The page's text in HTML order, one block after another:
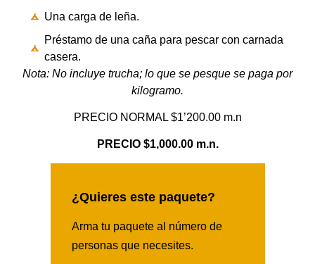
Una carga de leña.
Préstamo de una caña para pescar con carnada
casera.
Nota: No incluye trucha; lo que se pesque se paga por
kilogramo.
PRECIO NORMAL $1’200.00 m.n
PRECIO $1,000.00 m.n.
¿Quieres este paquete?
Arma tu paquete al número de
personas que necesites.